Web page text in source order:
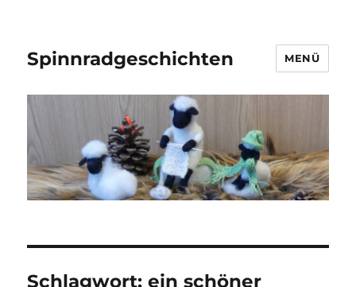
Spinnradgeschichten MENÜ
Schlagwort:ein schöner